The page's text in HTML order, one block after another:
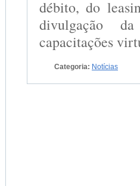
débito, do
divulgação
capacitações
Categoria: Notícias